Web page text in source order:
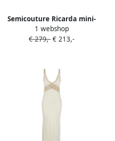
Semicouture Ricarda mini-
jurk met gestrikte hals Wit
1 webshop
€ 279,- € 213,-